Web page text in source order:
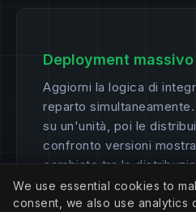
Deployment massivo
Aggiorni la logica di
reparto
su un'unità, poi le
confronto versioni
cambiato tra le
We use essential cookies to
consent, we also use analytics